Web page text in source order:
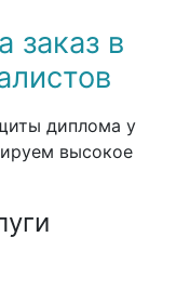
заказ в
диплома у
высокое